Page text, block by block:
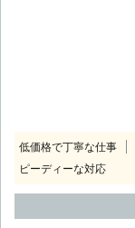
低価格で丁寧な仕事
ピーディーな対応